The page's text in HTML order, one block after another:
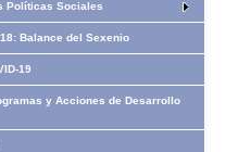
Políticas Sociales
Balance del Sexenio
19
y Acciones de Desarrollo